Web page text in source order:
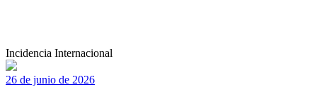
Incidencia Internacional
26 de junio de 2026